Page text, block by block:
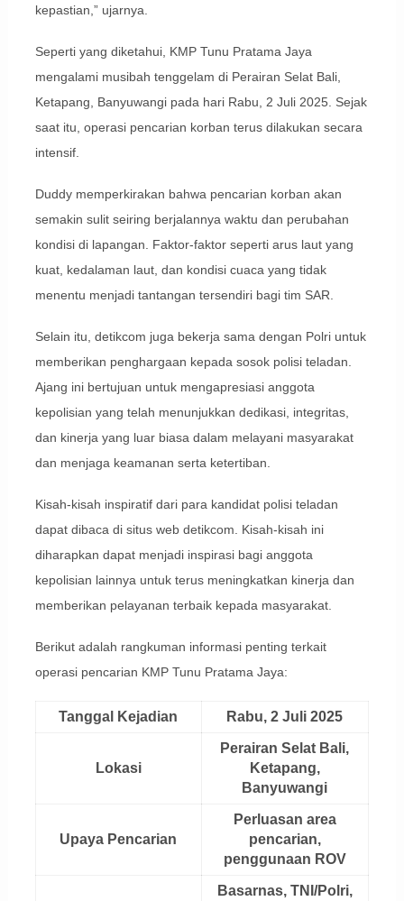
kepastian,” ujarnya.
Seperti yang diketahui, KMP Tunu Pratama Jaya
mengalami musibah tenggelam di Perairan Selat Bali,
Ketapang, Banyuwangi pada hari Rabu, 2 Juli 2025. Sejak
saat itu, operasi pencarian korban terus dilakukan secara
intensif.
Duddy memperkirakan bahwa pencarian korban akan
semakin sulit seiring berjalannya waktu dan perubahan
kondisi di lapangan. Faktor-faktor seperti arus laut yang
kuat, kedalaman laut, dan kondisi cuaca yang tidak
menentu menjadi tantangan tersendiri bagi tim SAR.
Selain itu, detikcom juga bekerja sama dengan Polri untuk
memberikan penghargaan kepada sosok polisi teladan.
Ajang ini bertujuan untuk mengapresiasi anggota
kepolisian yang telah menunjukkan dedikasi, integritas,
dan kinerja yang luar biasa dalam melayani masyarakat
dan menjaga keamanan serta ketertiban.
Kisah-kisah inspiratif dari para kandidat polisi teladan
dapat dibaca di situs web detikcom. Kisah-kisah ini
diharapkan dapat menjadi inspirasi bagi anggota
kepolisian lainnya untuk terus meningkatkan kinerja dan
memberikan pelayanan terbaik kepada masyarakat.
Berikut adalah rangkuman informasi penting terkait
operasi pencarian KMP Tunu Pratama Jaya:
Tanggal Kejadian Rabu, 2 Juli 2025
Lokasi
Perairan Selat Bali,
Ketapang,
Banyuwangi
Upaya Pencarian
Perluasan area
pencarian,
penggunaan ROV
Basarnas, TNI/Polri,